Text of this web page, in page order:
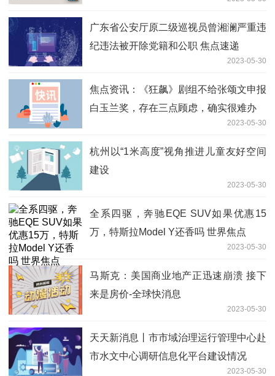
广东省公安厅原二级巡视员曾湘澜严重违
纪违法被开除党籍和公职 焦点速递
2023-05-30
焦点资讯：《狂飙》剧组不给张颂文申报
白玉兰奖，存在三点顾虑，确实很难办
2023-05-30
杭州以“1米高度”视角推进儿童友好空间
建设
2023-05-30
全系四驱，奔驰EQE SUV如果优惠15
万，特斯拉Model Y还香吗 世界焦点
2023-05-30
马斯克：美国商业地产正迅速崩溃 接下
来是房价-全球快消息
2023-05-30
天天新消息丨市市域治理运行管理中心赴
市水文中心调研信息化平台建设情况
2023-05-30